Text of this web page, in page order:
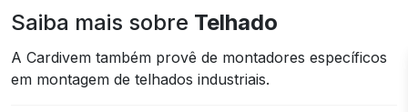
Saiba mais sobre Telhado
A Cardivem também provê de montadores específicos
em montagem de telhados industriais.